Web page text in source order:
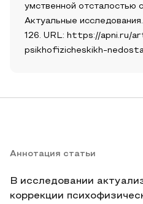
умственной отсталостью
Актуальные
126. URL: https://apni.ru/
psikhofizicheskikh-
Аннотация статьи
В исследовании
коррекции